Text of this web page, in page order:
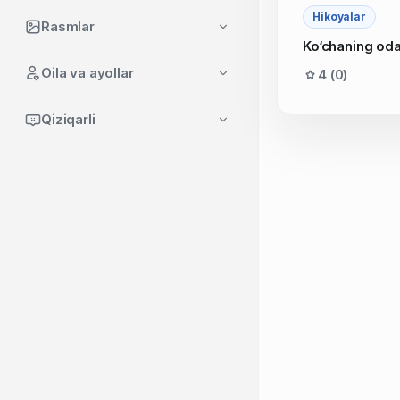
Rasmlar
Oila va ayollar
Qiziqarli
Hikoyalar
Ko‘chaning
4 (0)